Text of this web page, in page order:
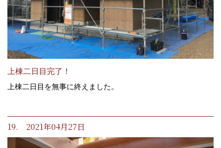
上棟二日目完了！
上棟二日目を無事に終えました。
19. 2021年04月27日